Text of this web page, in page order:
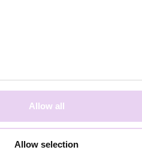
Allow all
Allow selection
werden eher auf